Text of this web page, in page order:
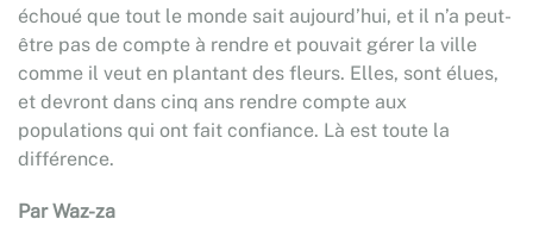
échoué que tout le monde sait aujourd’hui, et il n’a peut-
être pas de compte à rendre et pouvait gérer la ville
comme il veut en plantant des fleurs. Elles, sont élues,
et devront dans cinq ans rendre compte aux
populations qui ont fait confiance. Là est toute la
différence.
Par Waz-za